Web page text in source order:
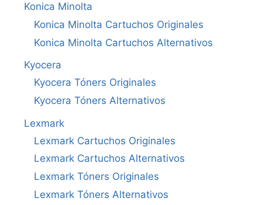
Konica Minolta
Konica Minolta Cartuchos Originales
Konica Minolta Cartuchos Alternativos
Kyocera
Kyocera Tóners Originales
Kyocera Tóners Alternativos
Lexmark
Lexmark Cartuchos Originales
Lexmark Cartuchos Alternativos
Lexmark Tóners Originales
Lexmark Tóners Alternativos